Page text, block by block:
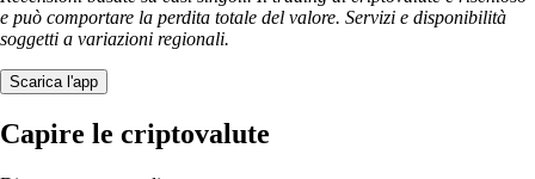
e può comportare la perdita totale del valore. Servizi e disponibilità
soggetti a variazioni regionali.
Scarica l'app
Capire le criptovalute